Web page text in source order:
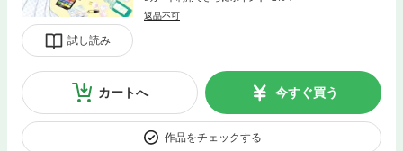
試し読み
返品不可
カートへ 今すぐ買う
作品をチェックする